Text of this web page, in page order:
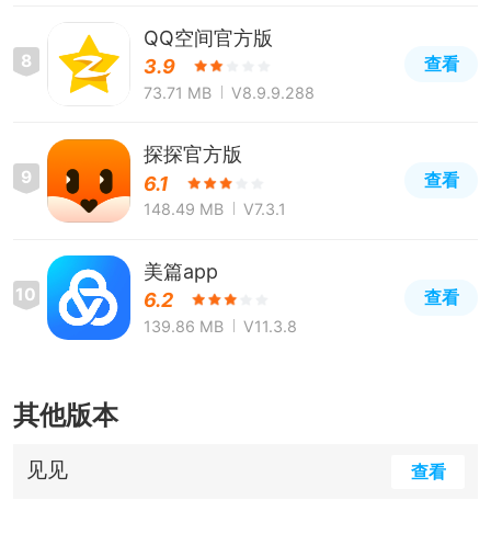
8
QQ空间官方版
3.9
73.71 MB V8.9.9.288
查看
9
探探官方版
6.1
148.49 MB V7.3.1
查看
10
美篇app
6.2
139.86 MB V11.3.8
查看
其他版本
见见 查看